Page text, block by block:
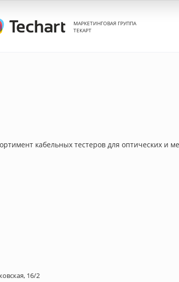
МАРКЕТИНГОВАЯ ГРУППА
ТЕКАРТ
кабельных тестеров для оптических и
16/2